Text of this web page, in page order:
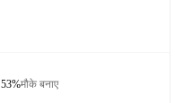
मौके बनाए
53%